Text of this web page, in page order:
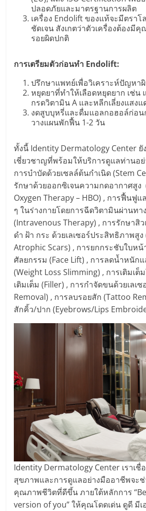
ปลอดภัยและมาตรฐานการผลิต
เครื่อง Endolift ของแท้จะมีตราโ
ชัดเจน สังเกตว่าตัวเครื่องต้องมี
รอยผิดปกติ
การเตรียมตัวก่อนทำ Endolift:
ปรึกษาแพทย์เพื่อวิเคราะห์ปัญหา
หยุดยาที่ทำให้เลือดหยุดยาก เช่น
กรดวิตามิน A และหลีกเลี่ยงแสง
งดสูบบุหรี่และดื่มแอลกอฮอล์ก่อน
วางแผนพักฟื้น 1-2 วัน
ทั้งนี้ Identity Dermatology Center
เชี่ยวชาญที่พร้อมให้บริการดูแลท่านอย่
การบำบัดด้วยเซลล์ต้นกำเนิด (Stem
รักษาด้วยออกซิเจนความกดอากาศสูง
Oxygen Therapy – HBO) , การฟื้นฟูแ
ๆ ในร่างกายโดยการฉีดวิตามินผ่านทา
(Intravenous Therapy) , การรักษาสิ
ดำ ฝ้า กระ ด้วยเลเซอร์ประสิทธิภาพสูง
Atrophic Scars) , การยกกระชับใบหน้
ศัลยกรรม (Face Lift) , การลดน้ำหนัก
(Weight Loss Slimming) , การเติมเต็
เติมเต็ม (Filler) , การกำจัดขนด้วยเลเ
Removal) , การลบรอยสัก (Tattoo
สักคิ้ว/ปาก (Eyebrows/Lips
Identity Dermatology Center เราเชื่
สุขภาพและการดูแลอย่างมืออาชีพจะ
คุณภาพชีวิตที่ดีขึ้น ภายใต้หลักการ
version of you” ให้คุณโดดเด่น ดูดี มี